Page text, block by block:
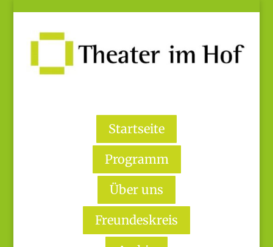
Startseite
Programm
Über uns
Freundeskreis